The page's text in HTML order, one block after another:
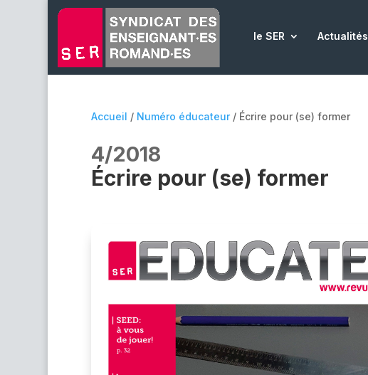
le SER Actualités
Accueil / Numéro éducateur/ Écrire pour (se) former
4/2018
Écrire pour (se) former